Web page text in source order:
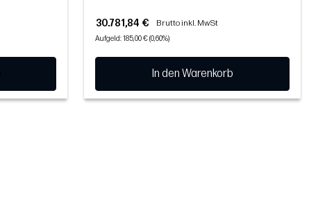
30.781,84 € Brutto inkl. MwSt
Aufgeld: 185,00 € (0,60%)
In den Warenkorb